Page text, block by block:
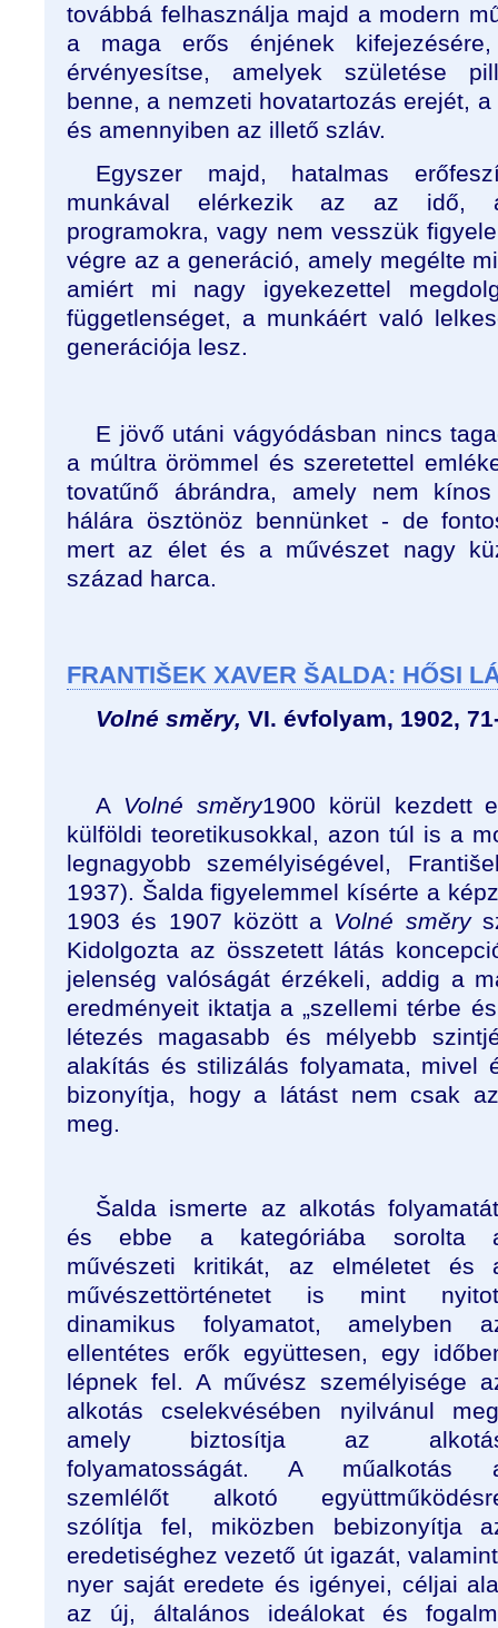
továbbá felhasználja majd a modern
a maga erős énjének
érvényesítse, amelyek születése
benne, a nemzeti hovatartozás erejét,
és amennyiben az illető szláv.
Egyszer majd, hatalmas
munkával elérkezik az az idő,
programokra, vagy nem vesszük
végre az a generáció, amely megélte
amiért mi nagy igyekezettel
függetlenséget, a munkáért való
generációja lesz.
E jövő utáni vágyódásban nincs
a múltra örömmel és szeretettel
tovatűnő ábrándra, amely nem
hálára ösztönöz bennünket - de
mert az élet és a művészet nagy
század harca.
FRANTIŠEK XAVER ŠALDA: HŐSI
Volné směry, VI. évfolyam, 1902,
A Volné směry1900 körül kezdett
külföldi teoretikusokkal, azon túl is a
legnagyobb személyiségével,
1937). Šalda figyelemmel kísérte a
1903 és 1907 között a Volné směry
Kidolgozta az összetett látás
jelenség valóságát érzékeli, addig a
eredményeit iktatja a „szellemi térbe
létezés magasabb és mélyebb
alakítás és stilizálás folyamata, mivel
bizonyítja, hogy a látást nem csak
meg.
Šalda ismerte az alkotás
és ebbe a kategóriába sorolta
művészeti kritikát, az elméletet és
művészettörténetet is mint
dinamikus folyamatot, amelyben
ellentétes erők együttesen, egy
lépnek fel. A művész személyisége
alkotás cselekvésében nyilvánul
amely biztosítja az
folyamatosságát. A műalkotás
szemlélőt alkotó
szólítja fel, miközben bebizonyítja
eredetiséghez vezető út igazát,
nyer saját eredete és igényei, céljai
az új, általános ideálokat és